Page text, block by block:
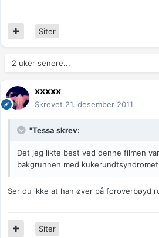
Siter
2 uker senere...
xxxxx
Skrevet 21. desember 2011
"Tessa skrev:
Det jeg likte best ved denne filmen
bakgrunnen med
Ser du ikke at han øver på foroverbøyd
Siter